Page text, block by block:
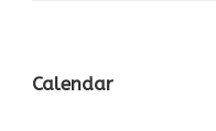
Calendar